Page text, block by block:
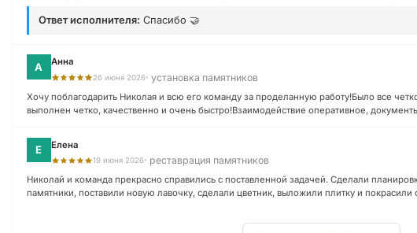
Ответ исполнителя: Спасибо 🤝
А Анна
26 июня 2026· установка памятников
Хочу поблагодарить Николая и всю его команду за проделанную работу!Было все
выполнен четко, качественно и очень быстро!Взаимодействие оперативное,
Е Елена
19 июня 2026· реставрация памятников
Николай и команда прекрасно справились с поставленной задачей. Сделали
памятники, поставили новую лавочку, сделали цветник, выложили плитку и покрасили